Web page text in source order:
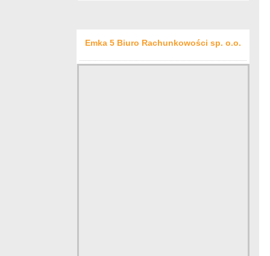
Emka 5 Biuro Rachunkowości sp. o.o.